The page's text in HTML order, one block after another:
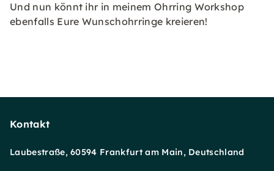
Und nun könnt ihr in meinem Ohrring Workshop
ebenfalls Eure Wunschohrringe kreieren!
Kontakt
Laubestraße, 60594 Frankfurt am Main, Deutschland